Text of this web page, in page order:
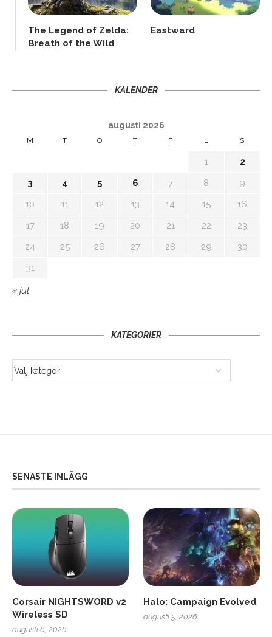
The Legend of Zelda:
Breath of the Wild
Eastward
KALENDER
augusti 2026
M T O T F L S
1
2
3
4 5 6 7 8
9
10
11 12 13 14 15
16
17
18 19 20 21 22
23
24
25 26 27 28 29
30
31
« jul
KATEGORIER
SENASTE INLÄGG
Corsair NIGHTSWORD v2
Wireless SD
augusti 6, 2026
Halo: Campaign Evolved
augusti 5, 2026